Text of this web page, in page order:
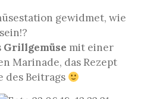
gewidmet, wie
Grillgemüse mit einer
Marinade, das Rezept
des Beitrags